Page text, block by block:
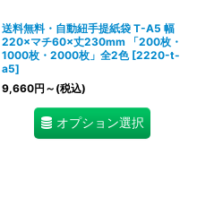
送料無料・自動紐手提紙袋 T-A5 幅
220×マチ60×丈230mm 「200枚・
1000枚・2000枚」全2色 [2220-t-
a5]
9,660円 ～ (税込)
オプション選択